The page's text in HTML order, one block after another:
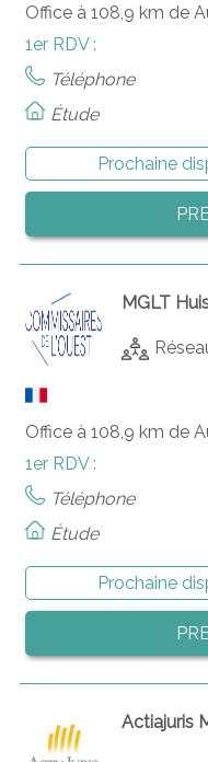
Office à 108,9 km de
1er RDV :
Téléphone
Étude
Prochaine
MGLT
Office à 108,9 km de
1er RDV :
Téléphone
Étude
Prochaine
Actiajuris